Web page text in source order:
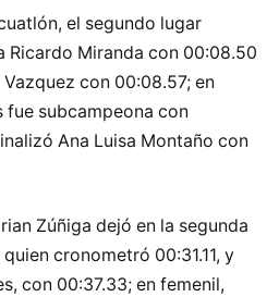
el segundo lugar
Ricardo Miranda con 00:08.50
con 00:08.57; en
fue subcampeona con
Ana Luisa Montaño con
Zúñiga dejó en la segunda
cronometró 00:31.11, y
con 00:37.33; en femenil,